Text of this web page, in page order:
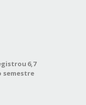
6,7
semestre